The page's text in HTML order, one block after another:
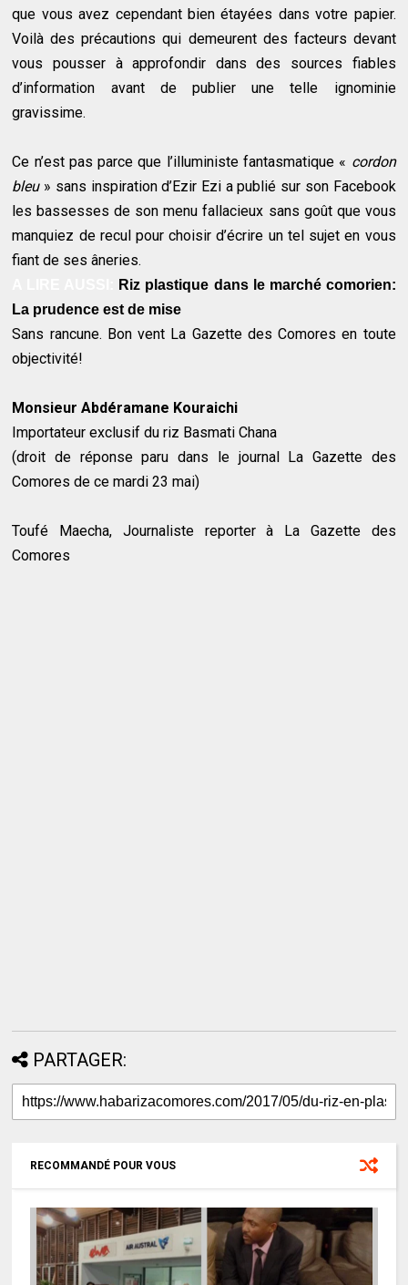
que vous avez cependant bien étayées dans votre papier.
Voilà des précautions qui demeurent des facteurs devant
vous pousser à approfondir dans des sources fiables
d’information avant de publier une telle ignominie
gravissime.
Ce n’est pas parce que l’illuministe fantasmatique « cordon
bleu» sans inspiration d’Ezir Ezi a publié sur son Facebook
les bassesses de son menu fallacieux sans goût que vous
manquiez de recul pour choisir d’écrire un tel sujet en vous
fiant de ses âneries.
Riz plastique dans le marché comorien:
La prudence est de mise
Sans rancune. Bon vent La Gazette des Comores en toute
objectivité!
Monsieur Abdéramane Kouraichi
Importateur exclusif du riz Basmati Chana
(droit de réponse paru dans le journal La Gazette des
Comores de ce mardi 23 mai)
Toufé Maecha, Journaliste reporter à La Gazette des
Comores
PARTAGER:
RECOMMANDÉ POUR VOUS